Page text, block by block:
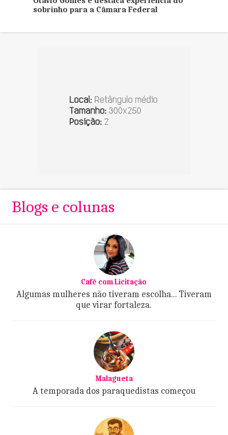
sobrinho para a Câmara Federal
Blogs e colunas
Café com Licitação
Algumas mulheres não tiveram escolha... Tiveram
que virar fortaleza.
Malagueta
A temporada dos paraquedistas começou